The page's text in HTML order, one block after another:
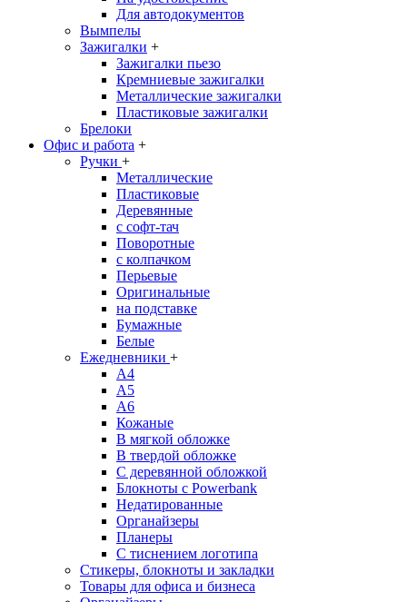
Для автодокументов
Вымпелы
Зажигалки +
Зажигалки пьезо
Кремниевые зажигалки
Металлические зажигалки
Пластиковые зажигалки
Брелоки
Офис и работа +
Ручки +
Металлические
Пластиковые
Деревянные
с софт-тач
Поворотные
с колпачком
Перьевые
Оригинальные
на подставке
Бумажные
Белые
Ежедневники +
A4
A5
A6
Кожаные
В мягкой обложке
В твердой обложке
С деревянной обложкой
Блокноты с Powerbank
Недатированные
Органайзеры
Планеры
С тиснением логотипа
Стикеры, блокноты и закладки
Товары для офиса и бизнеса